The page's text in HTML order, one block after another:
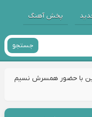
پخش آهنگ
جستجو
با حضور همسرش نسیم